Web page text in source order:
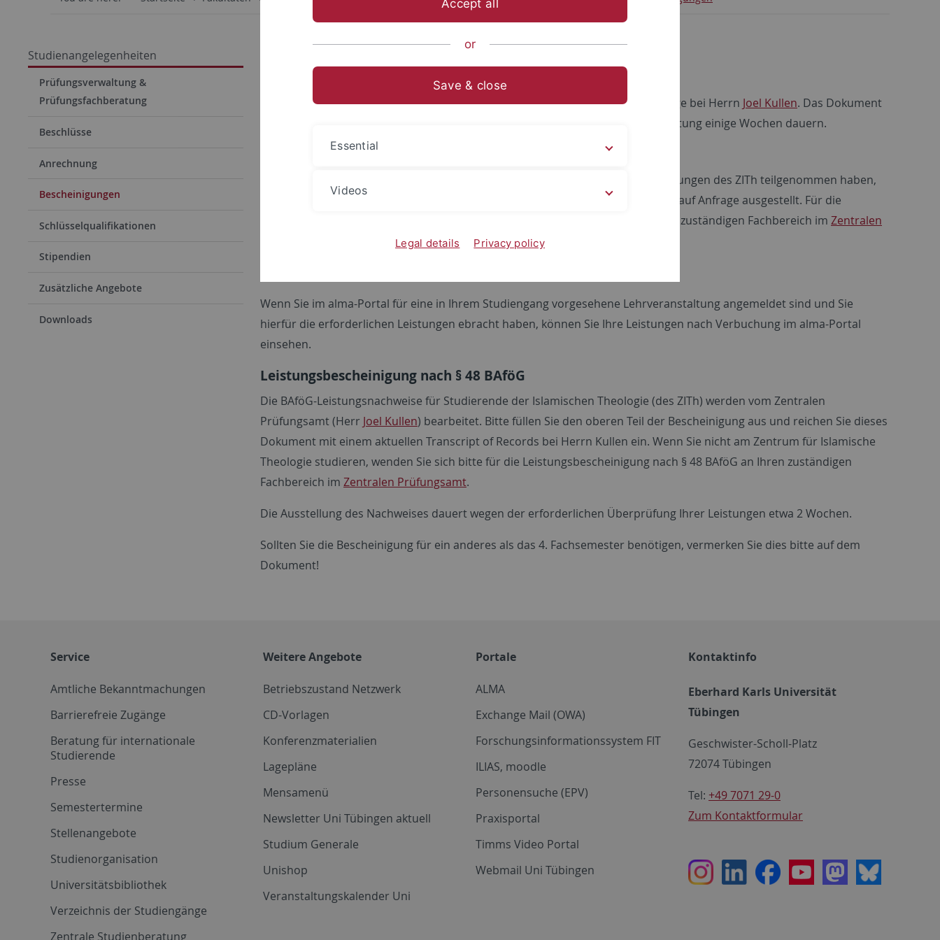
Studienangelegenheiten
Prüfungsverwaltung &
Prüfungsfachberatung
Beschlüsse
Anrechnung
Bescheinigungen
Schlüsselqualifikationen
Stipendien
Zusätzliche Angebote
Downloads
Bescheinigungen
Transcript of Records
Das Transcript of Records - auch Notenspiegel genannt - erhalten Sie auf Anfrage bei Herrn Joel Kullen. Das Dokument
ist auf deutsch oder auf englisch erhältlich. Die Ausstellung kann je nach Auslastung einige Wochen dauern.
Es werden nur noch Scheine für fachfremde Studierende, die an Lehrveranstaltungen des ZITh teilgenommen haben,
oder für Studierende, die eine Ersatzleistung für ein Modul erbringen mussten, auf Anfrage ausgestellt. Für die
Leistungsverbuchung des Scheines im alma-Portal müssten Sie Ihren Schein im zuständigen Fachbereich im Zentralen
Wenn Sie im alma-Portal für eine in Ihrem Studiengang vorgesehene Lehrveranstaltung angemeldet sind und Sie
hierfür die erforderlichen Leistungen ebracht haben, können Sie Ihre Leistungen nach Verbuchung im alma-Portal
einsehen.
Leistungsbescheinigung nach § 48 BAföG
Die BAföG-Leistungsnachweise für Studierende der Islamischen Theologie (des ZITh) werden vom Zentralen
Prüfungsamt (Herr Joel Kullen) bearbeitet. Bitte füllen Sie den oberen Teil der Bescheinigung aus und reichen Sie dieses
Dokument mit einem aktuellen Transcript of Records bei Herrn Kullen ein. Wenn Sie nicht am Zentrum für Islamische
Theologie studieren, wenden Sie sich bitte für die Leistungsbescheinigung nach § 48 BAföG an Ihren zuständigen
Fachbereich im Zentralen Prüfungsamt.
Die Ausstellung des Nachweises dauert wegen der erforderlichen Überprüfung Ihrer Leistungen etwa 2 Wochen.
Sollten Sie die Bescheinigung für ein anderes als das 4. Fachsemester benötigen, vermerken Sie dies bitte auf dem
Dokument!
Service
Amtliche Bekanntmachungen
Barrierefreie Zugänge
Beratung für internationale
Studierende
Presse
Semestertermine
Stellenangebote
Studienorganisation
Universitätsbibliothek
Verzeichnis der Studiengänge
Zentrale Studienberatung
Weitere Angebote
Betriebszustand Netzwerk
CD-Vorlagen
Konferenzmaterialien
Lagepläne
Mensamenü
Newsletter Uni Tübingen aktuell
Studium Generale
Unishop
Veranstaltungskalender Uni
Portale
ALMA
Exchange Mail (OWA)
Forschungsinformationssystem FIT
ILIAS, moodle
Personensuche (EPV)
Praxisportal
Timms Video Portal
Webmail Uni Tübingen
Kontaktinfo
Eberhard Karls Universität
Tübingen
Geschwister-Scholl-Platz
72074 Tübingen
Tel: +49 7071 29-0
Zum Kontaktformular
InstagramLinkedInFacebookYoutubeMastodon
Bluesky
Accept all
or
Save & close
Essential
Videos
Legal details Privacy policy